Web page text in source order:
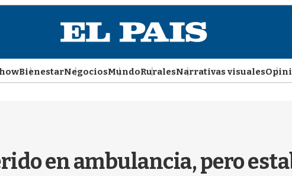
BienestarNegociosMundoRuralesNarrativas visuales
en ambulancia, pero